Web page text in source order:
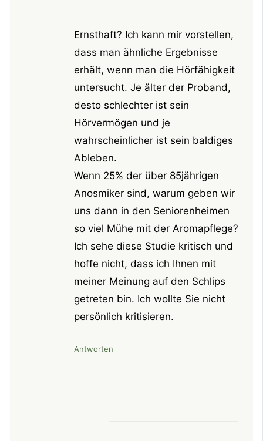
Ernsthaft? Ich kann mir vorstellen,
dass man ähnliche Ergebnisse
erhält, wenn man die Hörfähigkeit
untersucht. Je älter der Proband,
desto schlechter ist sein
Hörvermögen und je
wahrscheinlicher ist sein baldiges
Ableben.
Wenn 25% der über 85jährigen
Anosmiker sind, warum geben wir
uns dann in den Seniorenheimen
so viel Mühe mit der Aromapflege?
Ich sehe diese Studie kritisch und
hoffe nicht, dass ich Ihnen mit
meiner Meinung auf den Schlips
getreten bin. Ich wollte Sie nicht
persönlich kritisieren.
Antworten